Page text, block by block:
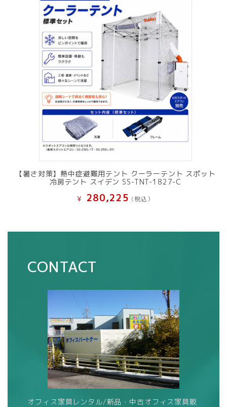
【暑さ対策】熱中症避難用テント クーラーテント スポット
冷房テント スイデン SS-TNT-1827-C
¥ 280,225 (税込）
CONTACT
オフィス家具レンタル/新品・中古オフィス家具販